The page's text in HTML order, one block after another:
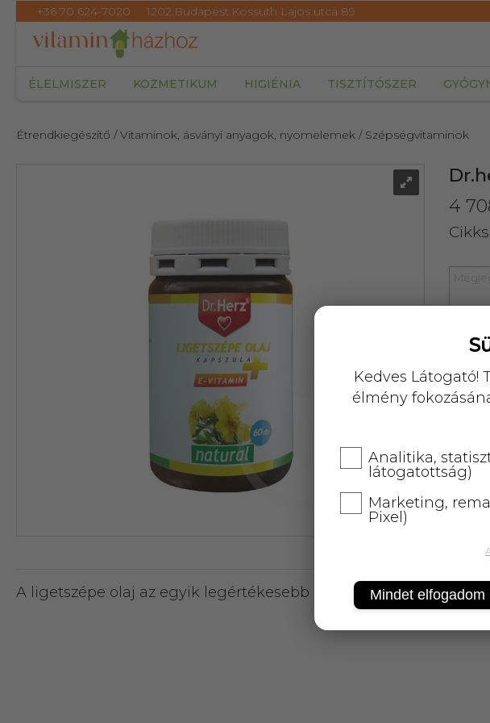
+36 70 624-7020 1202.Budapest.Kossuth Lajos utca 89
ÉLELMISZER KOZMETIKUM HIGIÉNIA TISZTÍTÓSZER
Étrendkiegészítő / Vitaminok, ásványi anyagok, nyomelemek / Szépségvitaminok
4
A ligetszépe olaj az egyik legértékesebb Omega 6 zsírforrás,
Kedves Látogató!
élmény
Analitika,
látogatottság)
Marketing,
Pixel)
Mindet elfogadom